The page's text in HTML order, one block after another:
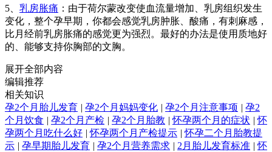
5、 乳房胀痛 ：由于荷尔蒙改变使血流量增加、乳房组织发生
变化，整个孕早期，你都会感觉乳房肿胀、酸痛，有刺麻感，
比月经前乳房胀痛的感觉更为强烈。最好的办法是使用质地好
的、能够支持你胸部的文胸。
展开全部内容
编辑推荐
相关知识
孕2个月胎儿发育 | 孕2个月妈妈变化 | 孕2个月注意事项 | 孕2
个月饮食 | 孕2个月产检 | 孕2个月胎教 | 怀孕两个月的症状 | 怀
孕两个月吃什么好 | 怀孕两个月产检提示 | 怀孕二个月胎教提
示 | 孕早期胎儿发育 | 孕2个月营养需求 | 2月胎儿发育标准 | 怀